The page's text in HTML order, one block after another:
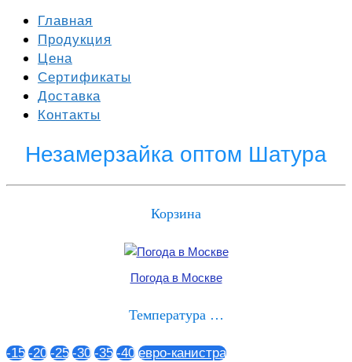
Главная
Продукция
Цена
Сертификаты
Доставка
Контакты
Незамерзайка оптом Шатура
Корзина
Погода в Москве
Температура …
-15 -20 -25 -30 -35 -40 евро-канистра